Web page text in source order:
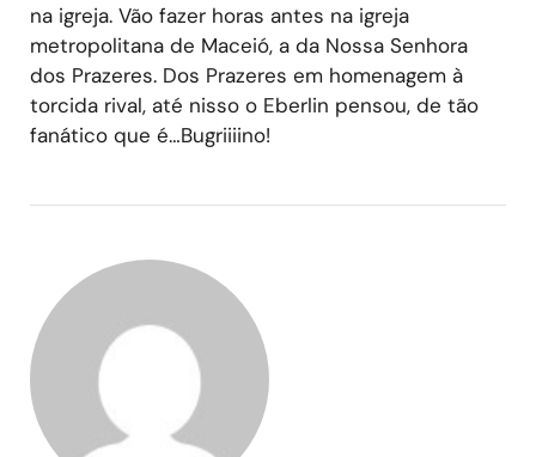
na igreja. Vão fazer horas antes na igreja
metropolitana de Maceió, a da Nossa Senhora
dos Prazeres. Dos Prazeres em homenagem à
torcida rival, até nisso o Eberlin pensou, de tão
fanático que é…Bugriiiino!